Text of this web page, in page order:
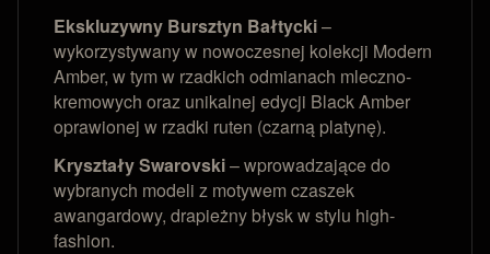
Ekskluzywny Bursztyn Bałtycki–
wykorzystywany w nowoczesnej kolekcji Modern
Amber, w tym w rzadkich odmianach mleczno-
kremowych oraz unikalnej edycji Black Amber
oprawionej w rzadki ruten (czarną platynę).
Kryształy Swarovski– wprowadzające do
wybranych modeli z motywem czaszek
awangardowy, drapieżny błysk w stylu high-
fashion.